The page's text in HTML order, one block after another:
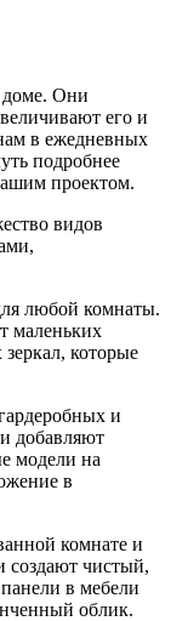
доме. Они
его и
в ежедневных
подробнее
проектом.
видов
любой комнаты.
маленьких
которые
и
добавляют
модели на
в
комнате и
создают чистый,
в мебели
облик.